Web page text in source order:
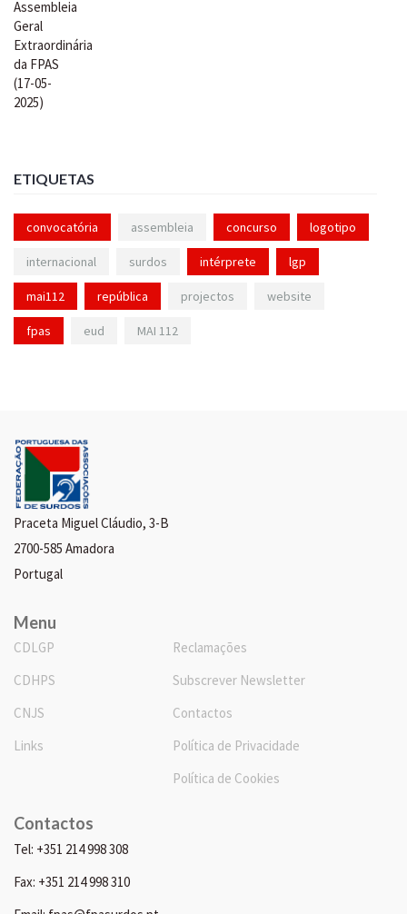
ETIQUETAS
convocatória assembleia concurso logotipo
internacional surdos intérprete lgp
mai112 república projectos website
fpas eud MAI 112
Praceta Miguel Cláudio, 3-B
2700-585 Amadora
Portugal
Menu
CDLGP
CDHPS
CNJS
Links
Reclamações
Subscrever Newsletter
Contactos
Política de Privacidade
Política de Cookies
Contactos
Tel: +351 214 998 308
Fax: +351 214 998 310